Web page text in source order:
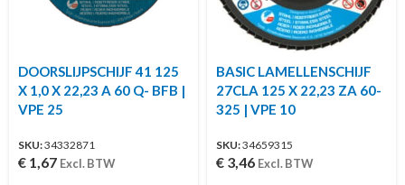
DOORSLIJPSCHIJF 41 125
X 1,0 X 22,23 A 60 Q- BFB |
VPE 25
SKU:34332871
€ 1,67 Excl. BTW
BASIC LAMELLENSCHIJF
27CLA 125 X 22,23 ZA 60-
325 | VPE 10
SKU:34659315
€ 3,46 Excl. BTW